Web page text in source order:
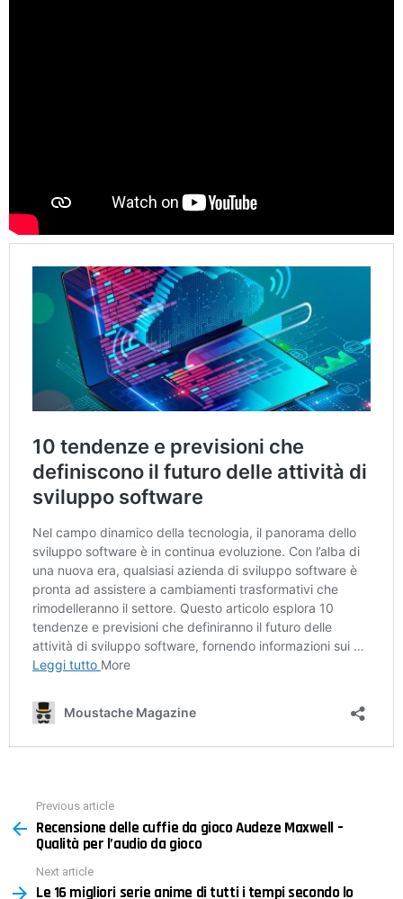
more
Previous article
Recensione delle cuffie da gioco Audeze Maxwell –
Qualità per l’audio da gioco
Next article
Le 16 migliori serie anime di tutti i tempi secondo lo